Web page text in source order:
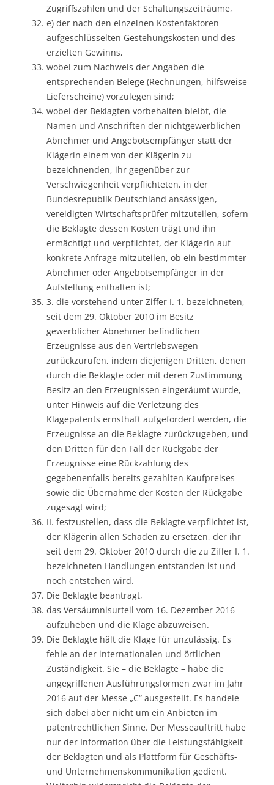
Zugriffszahlen und der Schaltungszeiträume,
e) der nach den einzelnen Kostenfaktoren
aufgeschlüsselten Gestehungskosten und des
erzielten Gewinns,
wobei zum Nachweis der Angaben die
entsprechenden Belege (Rechnungen, hilfsweise
Lieferscheine) vorzulegen sind;
wobei der Beklagten vorbehalten bleibt, die
Namen und Anschriften der nichtgewerblichen
Abnehmer und Angebotsempfänger statt der
Klägerin einem von der Klägerin zu
bezeichnenden, ihr gegenüber zur
Verschwiegenheit verpflichteten, in der
Bundesrepublik Deutschland ansässigen,
vereidigten Wirtschaftsprüfer mitzuteilen, sofern
die Beklagte dessen Kosten trägt und ihn
ermächtigt und verpflichtet, der Klägerin auf
konkrete Anfrage mitzuteilen, ob ein bestimmter
Abnehmer oder Angebotsempfänger in der
Aufstellung enthalten ist;
3. die vorstehend unter Ziffer I. 1. bezeichneten,
seit dem 29. Oktober 2010 im Besitz
gewerblicher Abnehmer befindlichen
Erzeugnisse aus den Vertriebswegen
zurückzurufen, indem diejenigen Dritten, denen
durch die Beklagte oder mit deren Zustimmung
Besitz an den Erzeugnissen eingeräumt wurde,
unter Hinweis auf die Verletzung des
Klagepatents ernsthaft aufgefordert werden, die
Erzeugnisse an die Beklagte zurückzugeben, und
den Dritten für den Fall der Rückgabe der
Erzeugnisse eine Rückzahlung des
gegebenenfalls bereits gezahlten Kaufpreises
sowie die Übernahme der Kosten der Rückgabe
zugesagt wird;
II. festzustellen, dass die Beklagte verpflichtet ist,
der Klägerin allen Schaden zu ersetzen, der ihr
seit dem 29. Oktober 2010 durch die zu Ziffer I. 1.
bezeichneten Handlungen entstanden ist und
noch entstehen wird.
Die Beklagte beantragt,
das Versäumnisurteil vom 16. Dezember 2016
aufzuheben und die Klage abzuweisen.
Die Beklagte hält die Klage für unzulässig. Es
fehle an der internationalen und örtlichen
Zuständigkeit. Sie – die Beklagte – habe die
angegriffenen Ausführungsformen zwar im Jahr
2016 auf der Messe „C“ ausgestellt. Es handele
sich dabei aber nicht um ein Anbieten im
patentrechtlichen Sinne. Der Messeauftritt habe
nur der Information über die Leistungsfähigkeit
der Beklagten und als Plattform für Geschäfts-
und Unternehmenskommunikation gedient.